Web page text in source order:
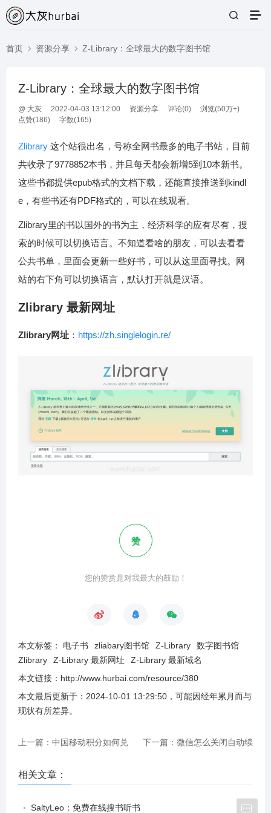
首页 资源分享 Z-Library：全球最大的数字图书馆
Z-Library：全球最大的数字图书馆
@ 大灰 2022-04-03 13:12:00 资源分享 评论(0)
浏览(50万+)
点赞(186) 字数(165)
Zlibrary 这个站很出名，号称全网书最多的电子书站，目前
共收录了9778852本书，并且每天都会新增5到10本新书。
这些书都提供epub格式的文档下载，还能直接推送到kindl
e，有些书还有PDF格式的，可以在线观看。
Zlibrary里的书以国外的书为主，经济科学的应有尽有，搜
索的时候可以切换语言。不知道看啥的朋友，可以去看看
公共书单，里面会更新一些好书，可以从这里面寻找。网
站的右下角可以切换语言，默认打开就是汉语。
Zlibrary 最新网址
Zlibrary网址 ： https://zh.singlelogin.re/
赞
您的赞赏是对我最大的鼓励！
本文标签： 电子书 zliabary图书馆 Z-Library
数字图书馆
Zlibrary
Z-Library 最新网址
Z-Library 最新域名
本文链接： http://www.hurbai.com/resource/380
本文最后更新于： 2024-10-01 13:29:50 ，可能因经年累月而与
现状有所差异。
上一篇：中国移动积分如何兑
动
下一篇：微信怎么关闭自动续
相关文章：
SaltyLeo：免费在线搜书听书